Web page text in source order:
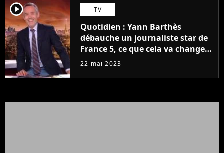
player2 TV
Quotidien : Yann Barthès
débauche un journaliste star de
France 5, ce que cela va changer
à la rentrée
22 mai 2023